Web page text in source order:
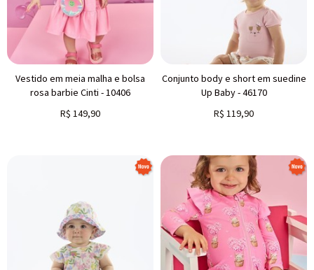
Vestido em meia malha e bolsa
rosa barbie Cinti - 10406
R$ 149,90
Conjunto body e short em suedine
Up Baby - 46170
R$ 119,90